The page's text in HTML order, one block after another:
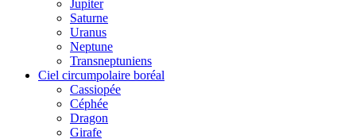
Jupiter
Saturne
Uranus
Neptune
Transneptuniens
Ciel circumpolaire boréal
Cassiopée
Céphée
Dragon
Girafe